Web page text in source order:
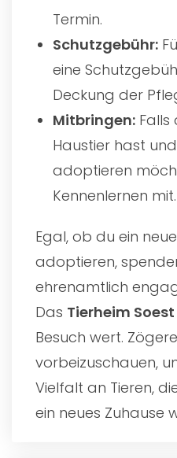
Termin.
Schutzgebühr:
eine
Deckung der
Mitbringen: Falls
Haustier hast
adoptieren
Kennenlernen mit.
Egal, ob du ein
adoptieren,
ehrenamtlich
Das Tierheim Soest
Besuch wert.
vorbeizuschauen,
Vielfalt an Tieren,
ein neues Zuhause